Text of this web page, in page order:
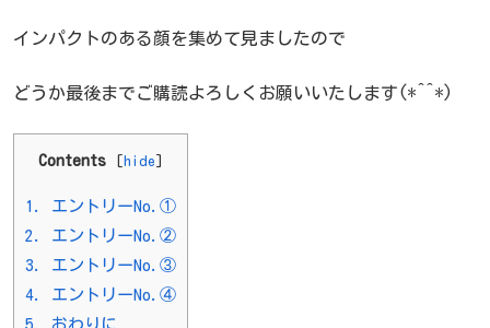
インパクトのある顔を集めて見ましたので
どうか最後までご購読よろしくお願いいたします(*^^*)
Contents [hide]
1.
エントリーNo.①
2.
エントリーNo.②
3.
エントリーNo.③
4.
エントリーNo.④
5.
おわりに